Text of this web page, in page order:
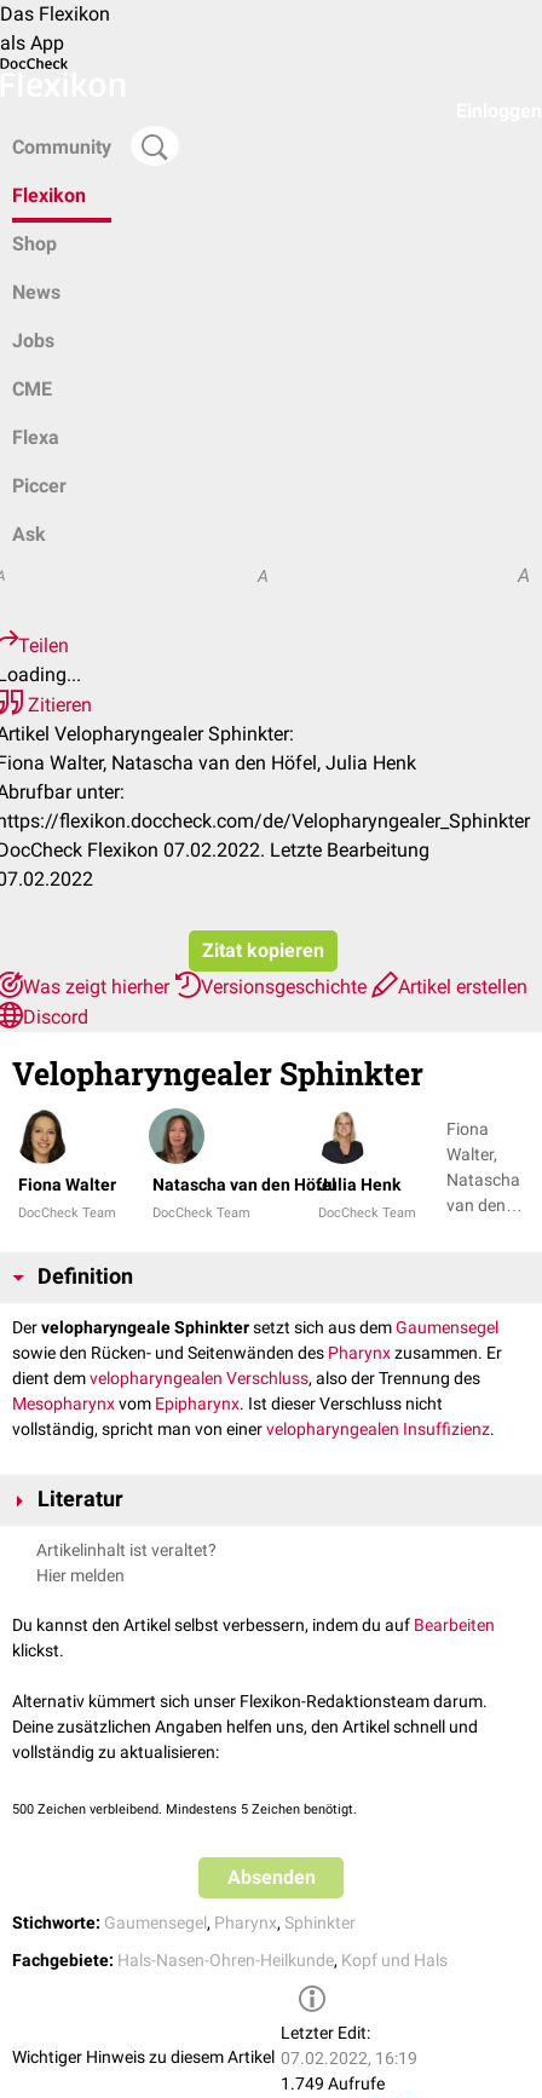
Das Flexikon
als App
Community
Flexikon
Shop
News
Jobs
CME
Flexa
Piccer
Ask
A A
Teilen
Zitieren
Velopharyngealer Sphinkter:
Walter, Natascha van den Höfel, Julia Henk
unter:
flexikon.doccheck.com/de/Velopharyngealer_Sphinkter
Flexikon 07.02.2022. Letzte Bearbeitung
Zitat kopieren
Was zeigt hierher
Versionsgeschichte
Artikel erstellen
Discord
Velopharyngealer Sphinkter
Fiona Walter
DocCheck Team
Natascha van den Höfel
DocCheck Team
Julia Henk
DocCheck Team
Fiona
Walter,
Natascha
van den
Definition
Dervelopharyngeale Sphinktersetzt sich aus demGaumensegel
sowie den Rücken- und Seitenwänden des Pharynxzusammen. Er
dient demvelopharyngealen Verschluss, also der Trennung des
Mesopharynxvom Epipharynx. Ist dieser Verschluss nicht
vollständig, spricht man von einervelopharyngealen Insuffizienz.
Literatur
MDS Manual - Velopharyngeale Insuffizienz
07.02.2022
Artikelinhalt ist veraltet?
Hier melden
Du kannst den Artikel selbst verbessern, indem du auf Bearbeiten
klickst.
Alternativ kümmert sich unser Flexikon-Redaktionsteam darum.
Deine zusätzlichen Angaben helfen uns, den Artikel schnell und
vollständig zu aktualisieren:
500 Zeichen verbleibend. Mindestens 5 Zeichen benötigt.
Absenden
Stichworte: Gaumensegel, Pharynx, Sphinkter
Fachgebiete: Hals-Nasen-Ohren-Heilkunde, Kopf und Hals
Wichtiger Hinweis zu diesem Artikel
Letzter Edit:
07.02.2022, 16:19
1.749 Aufrufe